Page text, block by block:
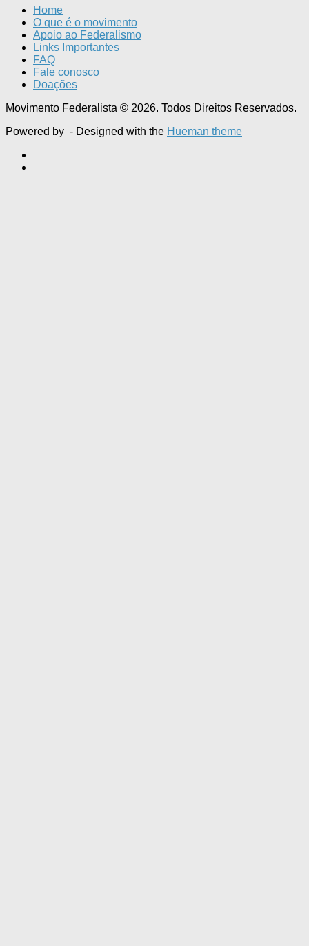
Home
O que é o movimento
Apoio ao Federalismo
Links Importantes
FAQ
Fale conosco
Doações
Movimento Federalista © 2026. Todos Direitos Reservados.
Powered by - Designed with the Hueman theme